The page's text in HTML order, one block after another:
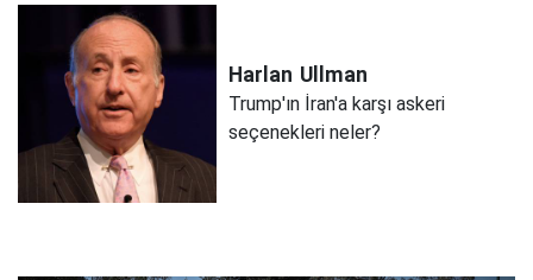
Harlan Ullman
Trump'ın İran'a karşı askeri
seçenekleri neler?